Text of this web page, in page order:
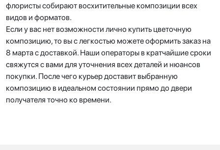
флористы собирают восхитительные композиции всех
видов и форматов.
Если у вас нет возможности лично купить цветочную
композицию, то вы с легкостью можете оформить заказ на
8 марта с доставкой. Наши операторы в кратчайшие сроки
свяжутся с вами для уточнения всех деталей и нюансов
покупки. После чего курьер доставит выбранную
композицию в идеальном состоянии прямо до двери
получателя точно ко времени.